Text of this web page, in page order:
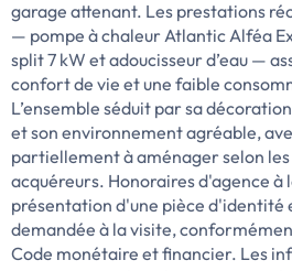
garage attenant. Les prestations
— pompe à chaleur Atlantic Alféa
split 7 kW et adoucisseur d’eau —
confort de vie et une faible
L’ensemble séduit par sa
et son environnement agréable,
partiellement à aménager selon
acquéreurs. Honoraires d'agence à
présentation d'une pièce d'identité
demandée à la visite,
Code monétaire et financier. Les